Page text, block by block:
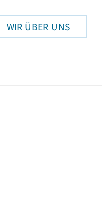
WIR ÜBER UNS